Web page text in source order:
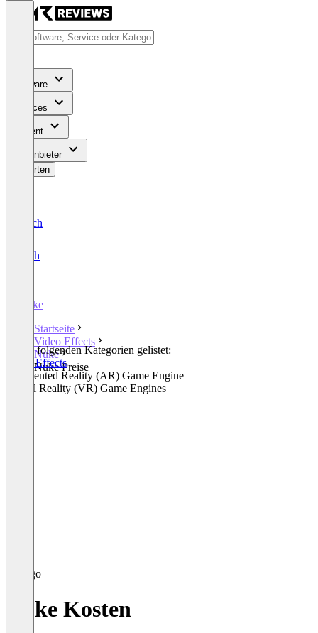
Software
Services
Content
Für Anbieter
Bewerten
Deutsch
English
Nuke
Startseite
Video Effects
Nuke
Nuke Preise
In den folgenden Kategorien gelistet:
Video Effects
Augmented Reality (AR) Game Engine
Virtual Reality (VR) Game Engines
Nuke Kosten